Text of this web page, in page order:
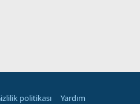
politikası
Yardım